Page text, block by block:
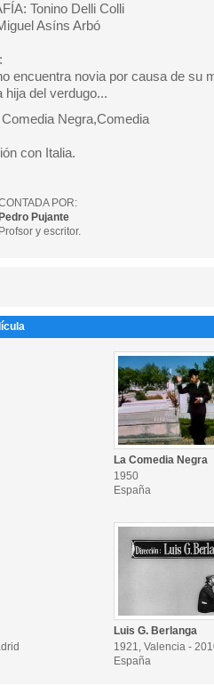
Tonino Delli Colli
Asíns Arbó
encuentra novia por causa de su
hija del verdugo...
Negra,Comedia
con Italia.
POR:
Pedro Pujante
Profsor y escritor.
La Comedia Negra
1950
España
Luis G. Berlanga
1921, Valencia -
España